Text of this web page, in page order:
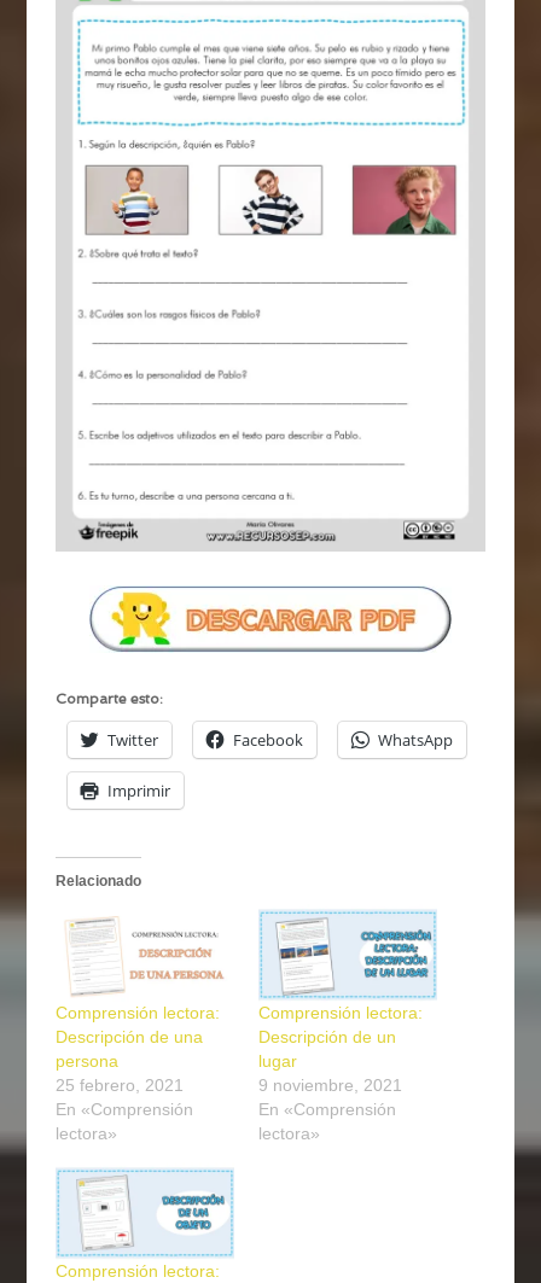
Comparte esto:
Twitter Facebook WhatsApp
Imprimir
Relacionado
Comprensión lectora:
Descripción de una
persona
25 febrero, 2021
En «Comprensión
lectora»
Comprensión lectora:
Descripción de un
lugar
9 noviembre, 2021
En «Comprensión
lectora»
Comprensión lectora: